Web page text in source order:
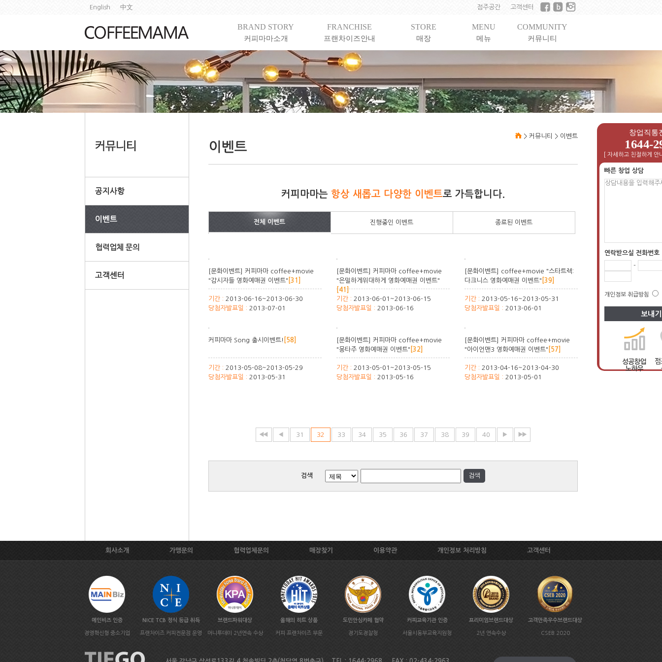
English 中文 점주공간 고객센터
BRAND STORY
커피마마소개
FRANCHISE
프랜차이즈안내
STORE
매장
MENU
메뉴
COMMUNITY
커뮤니티
창업직통
1644-
[ 자세하고 친절하게
빠른 창업 상담
연락받으실 전화번호
-
개인정보 취급방침
> 커뮤니티 > 이벤트
커피마마는 항상 새롭고 다양한 이벤트로 가득합니다.
전체 이벤트 진행중인 이벤트 종료된 이벤트
[문화이벤트] 커피마마 coffee+movie
"감시자들 영화예매권 이벤트" [31]
기간 : 2013-06-16~2013-06-30
당첨자발표일 : 2013-07-01
[문화이벤트] 커피마마 coffee+movie
"은밀하게위대하게 영화예매권 이벤트"
[41]
기간 : 2013-06-01~2013-06-15
당첨자발표일 : 2013-06-16
[문화이벤트] coffee+movie "스타트렉:
다크니스 영화예매권 이벤트" [39]
기간 : 2013-05-16~2013-05-31
당첨자발표일 : 2013-06-01
커피마마 Song 출시이벤트! [58]
기간 : 2013-05-08~2013-05-29
당첨자발표일 : 2013-05-31
[문화이벤트] 커피마마 coffee+movie
"몽타주 영화예매권 이벤트" [32]
기간 : 2013-05-01~2013-05-15
당첨자발표일 : 2013-05-16
[문화이벤트] 커피마마 coffee+movie
"아이언맨3 영화예매권 이벤트" [57]
기간 : 2013-04-16~2013-04-30
당첨자발표일 : 2013-05-01
31 32 33 34 35 36 37 38 39 40
검색
회사소개 가맹문의 협력업체문의 매장찾기 이용약관 개인정보 처리방침 고객센터
메인비즈 인증
경영혁신형 중소기업
NICE TCB 정식 등급 취득
프랜차이즈 커피전문점 운영
브랜드파워대상
머니투데이 2년연속 수상
올해의 히트 상품
커피 프랜차이즈 부문
도민안심카페 협약
경기도경찰청
커피교육기관 인증
서울시동부교육지원청
프리미엄브랜드대상
2년 연속수상
고객만족우수브랜드대상
CSEB 2020